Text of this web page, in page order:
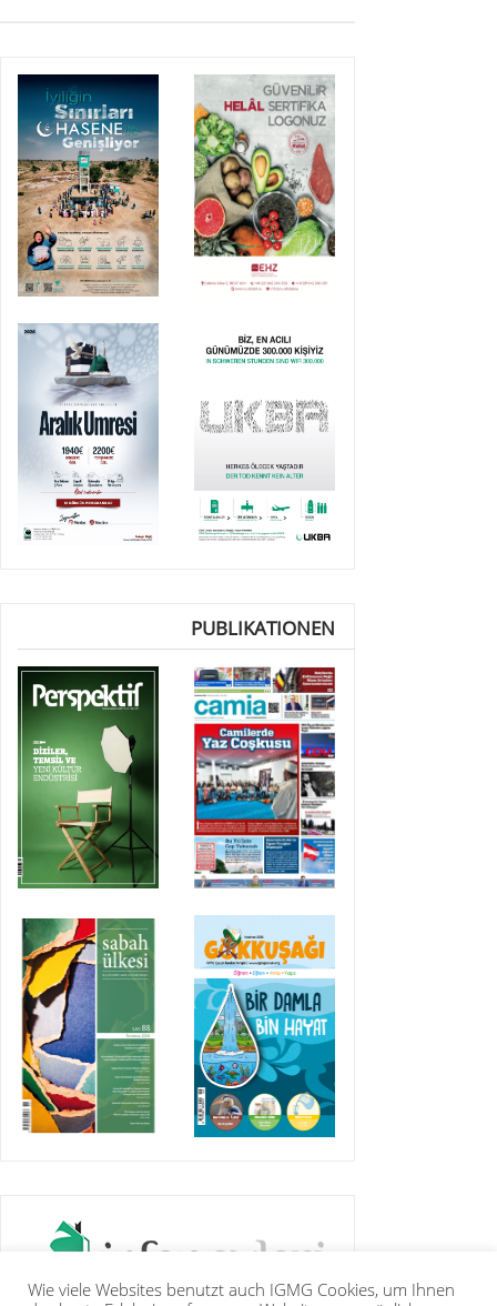
PUBLIKATIONEN
Wie viele Websites benutzt auch IGMG Cookies, um Ihnen